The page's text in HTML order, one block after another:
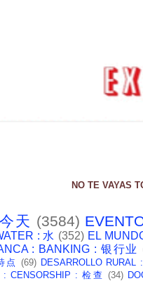
NO TE VAYAS
天 (3584)
: 水 (352) EL
: BANKING : 银行业
点
(69) DESARROLLO
: CENSORSHIP : 检查 (34)